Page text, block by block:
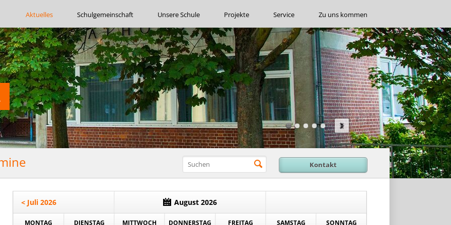
überspringen
Aktuelles Schulgemeinschaft Unsere Schule Projekte Service Zu uns kommen
Kontakt
< Juli 2026 August 2026
MONTAG DIENSTAG MITTWOCH DONNERSTAG FREITAG SAMSTAG SONNTAG